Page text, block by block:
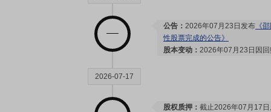
公告： 2026年07月23日发布 《
性股票完成的公告》
股本变动： 2026年07月23日因
2026-07-17
股权质押： 截止2026年07月17